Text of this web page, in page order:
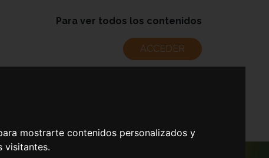
mostrarte contenidos personalizados y
visitantes.
Para ver todos los contenidos
ACCEDER